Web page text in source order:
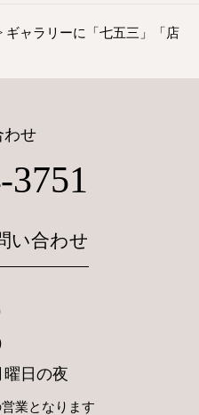
ギャラリーに「七五三」「店
わせ
3751
い合わせ
日の夜
業となります